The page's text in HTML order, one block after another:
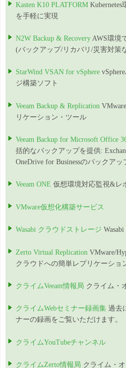
Kasten K10 PLATFORM
を手軽に実現
N2W Backup & Recovery AWS環境
(バックアップ/リカバリ/災害対策
StarWind VSAN for vSphere
ジ構築ソフト
Veeam Backup & Replication
リケーション・ツール
Veeam Backup for Microsoft Office
括的なバックアップを提供:
OneDrive for Businessのバックアッ
Veeam ONE 仮想環境対応監視&レ
VMware仮想化構築サービス
Wasabi クラウドストレージ
Zerto Virtual Replication VMware/
クラウドへの簡単レプリケーショ
クライムVeeam情報局 クライム・
クライムWebセミナー録画集 過去
ナーの録画をご覧いただけます。
クライムYouTubeチャンネル
クライムZerto情報局 クライム・